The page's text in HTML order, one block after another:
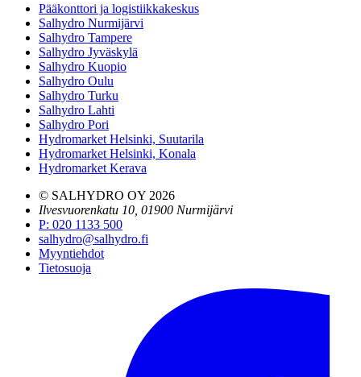
Pääkonttori ja logistiikkakeskus
Salhydro Nurmijärvi
Salhydro Tampere
Salhydro Jyväskylä
Salhydro Kuopio
Salhydro Oulu
Salhydro Turku
Salhydro Lahti
Salhydro Pori
Hydromarket Helsinki, Suutarila
Hydromarket Helsinki, Konala
Hydromarket Kerava
© SALHYDRO OY 2026
Ilvesvuorenkatu 10, 01900 Nurmijärvi
P: 020 1133 500
salhydro@salhydro.fi
Myyntiehdot
Tietosuoja